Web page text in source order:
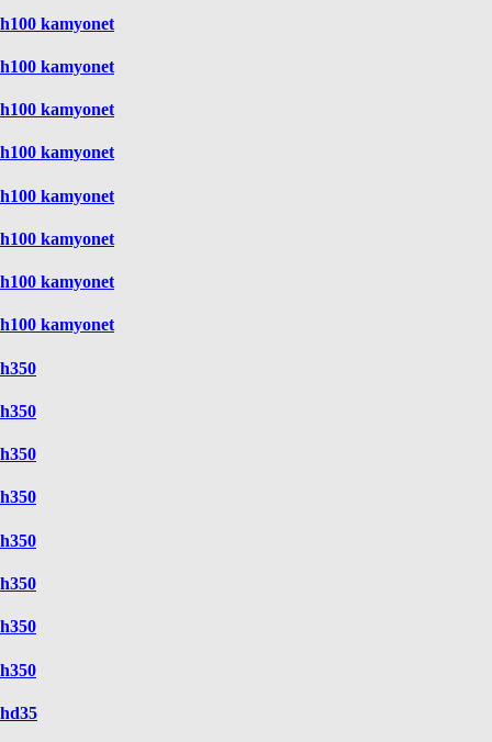
h100 kamyonet
h100 kamyonet
h100 kamyonet
h100 kamyonet
h100 kamyonet
h100 kamyonet
h100 kamyonet
h100 kamyonet
h350
h350
h350
h350
h350
h350
h350
h350
hd35